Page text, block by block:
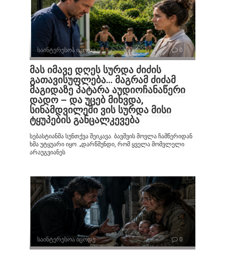
საინტერესოა იცოდე 0
მას იმავე დღეს სურდა ძიძის
გათავისუფლება… მაგრამ ძიძამ
მაგიდაზე პატარა აუდიოჩანაწერი
დადო – და უცებ მიხვდა,
სინამდვილეში ვის სურდა მისი
ტყუპების განცალკევება
სებასტიანმა სუნთქვა შეიკავა. ბავშვის მოვლა ჩამწერიდან
ხმა უტყუარი იყო. „დარწმუნდი, რომ ყველა მომვლელი
არაუგვიანეს
საინტერესოა იცოდე 0